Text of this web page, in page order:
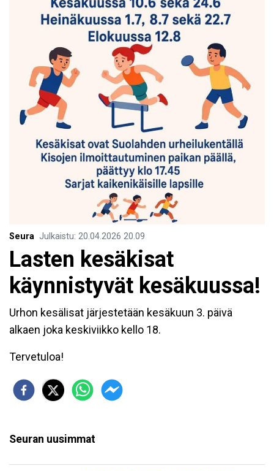
Seura Julkaistu: 20.04.2026 20.09
Lasten kesäkisat
käynnistyvät kesäkuussa!
Urhon kesälisat järjestetään kesäkuun 3. päivä
alkaen joka keskiviikko kello 18.
Tervetuloa!
Seuran uusimmat